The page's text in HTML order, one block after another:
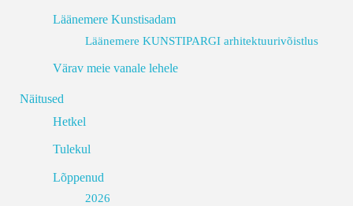
Läänemere Kunstisadam
Läänemere KUNSTIPARGI arhitektuurivõistlus
Värav meie vanale lehele
Näitused
Hetkel
Tulekul
Lõppenud
2026